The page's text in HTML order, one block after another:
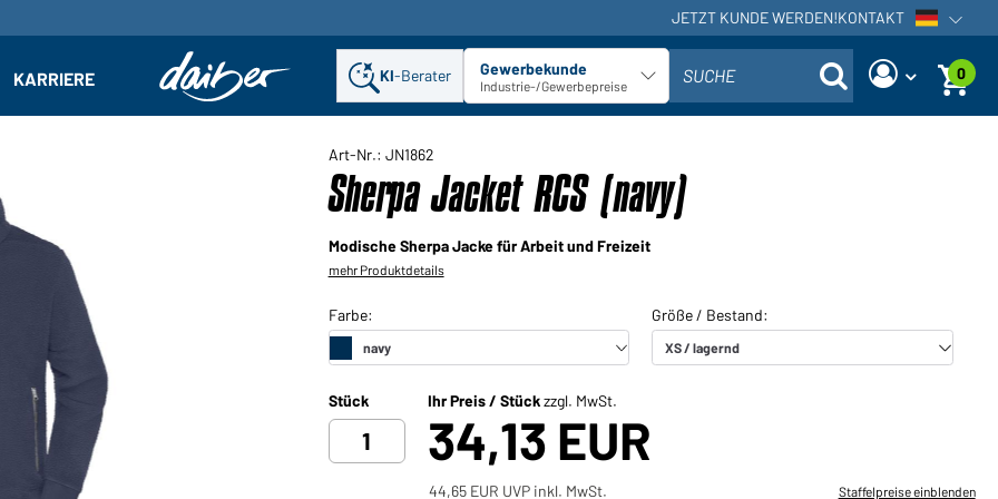
JETZT KUNDE WERDEN!KONTAKT
Untermenü öffnen
KARRIERE KI-Berater Kundentyp auswählen
Gewerbekunde
Industrie-/Gewerbepreise
SUCHE
bereits ein Kundenkonto?
Benutzername:
Einloggen
Passwort
Sie möchten Händler werden?
Benutzername:
E-Mail-Adresse:
Jetzt anfordern
Zurück
zum Login
0
Art-Nr.: JN1862
Sherpa Jacket RCS (navy)
Modische Sherpa Jacke für Arbeit und Freizeit
mehr Produktdetails
Stück Ihr Preis / Stückzzgl. MwSt.
34,13 EUR
44,65 EUR UVP inkl. MwSt. Staffelpreise einblenden